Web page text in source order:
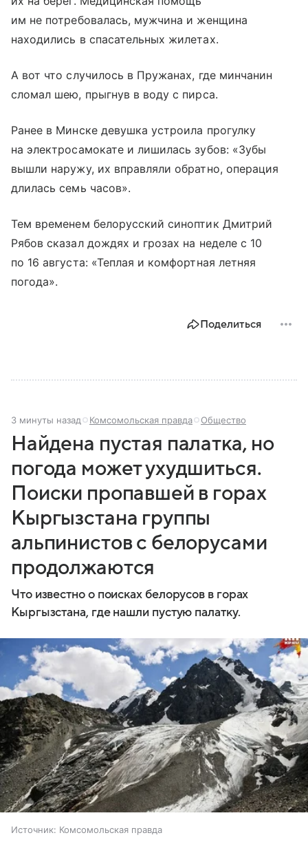
им не потребовалась, мужчина и женщина
находились в спасательных жилетах.
А вот что случилось в Пружанах, где минчанин
сломал шею, прыгнув в воду с пирса.
Ранее в Минске девушка устроила прогулку
на электросамокате и лишилась зубов: «Зубы
вышли наружу, их вправляли обратно, операция
длилась семь часов».
Тем временем белорусский синоптик Дмитрий
Рябов сказал дождях и грозах на неделе с 10
по 16 августа: «Теплая и комфортная летняя
погода».
Поделиться
3 минуты назад Комсомольская правда Общество
Найдена пустая палатка, но
погода может ухудшиться.
Поиски пропавшей в горах
Кыргызстана группы
альпинистов с белорусами
продолжаются
Что известно о поисках белорусов в горах
Кыргызстана, где нашли пустую палатку.
Источник: Комсомольская правда